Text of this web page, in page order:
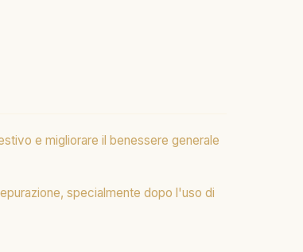
e migliorare il benessere generale
specialmente dopo l'uso di